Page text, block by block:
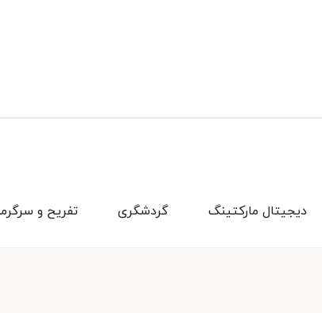
تفریح و گردشگری دیجیتال مارکتینگ